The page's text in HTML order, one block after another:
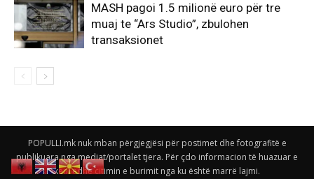
MASH pagoi 1.5 milionë euro për tre
muaj te “Ars Studio”, zbulohen
transaksionet
POPULLI.mk nuk mban përgjegjësi për postimet dhe fotografitë e
publikuara nga mediat/portalet tjera. Për çdo informacion të huazuar e
keni edhe citimin e burimit nga ku është marrë lajmi.